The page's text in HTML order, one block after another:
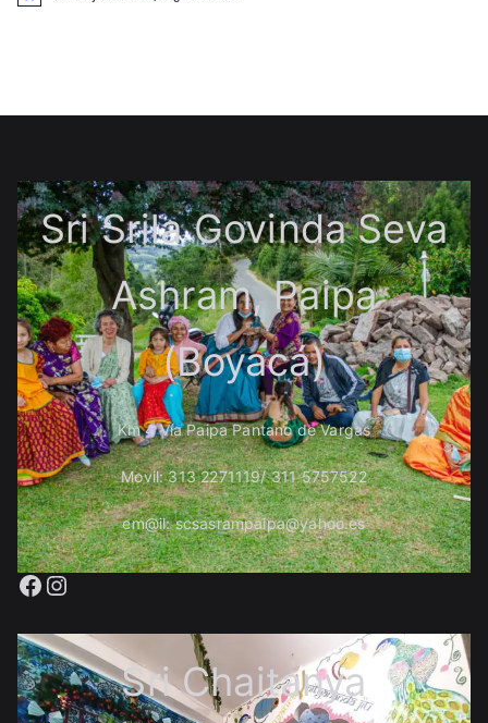
Sri Srila Govinda Seva
Ashram, Paipa
(Boyacá)
Km 4 Vía Paipa Pantano de Vargas
Movil: 313 2271119/ 311 5757522
em@il: scsasrampaipa@yahoo.es
Facebook
Instagram
Sri Chaitanya